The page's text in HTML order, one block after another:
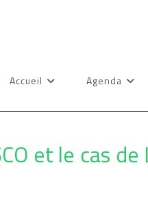
Accueil Agenda
et le cas